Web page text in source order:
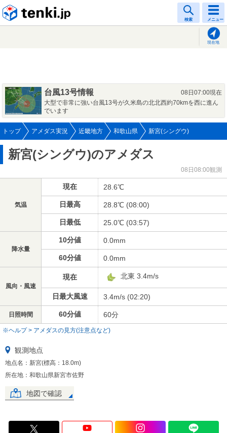
検索 メニュー
現在地
台風13号情報
08日07:00現在
大型で非常に強い台風13号が久米島の北北西約70kmを西に進ん
でいます
トップ アメダス実況 近畿地方 和歌山県 新宮(シングウ)
新宮(シングウ)のアメダス
08日08:00観測
気温
現在 28.6℃
日最高 28.8℃ (08:00)
日最低 25.0℃ (03:57)
降水量
10分値 0.0mm
60分値 0.0mm
風向・風速
現在 北東 3.4m/s
日最大風速 3.4m/s (02:20)
日照時間 60分値 60分
※ヘルプ > アメダスの見方(注意点など)
観測地点
地点名：新宮(標高：18.0m)
所在地：和歌山県新宮市佐野
地図で確認